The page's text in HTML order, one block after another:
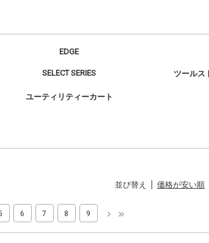
EDGE
SELECT SERIES ツールス
ユーティリティーカート
並び替え 価格が安い順
6 7 8 9